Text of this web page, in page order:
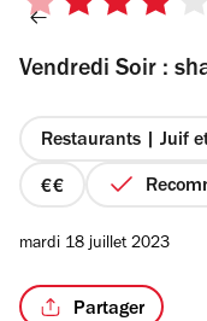
4
5
Vendredi Soir :
Restaurants | Juif
prix
4
mardi 18 juillet 2023
Partager